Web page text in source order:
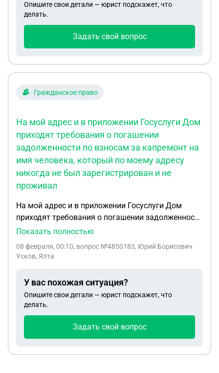
Опишите свои детали — юрист подскажет, что
делать.
Задать свой вопрос
Гражданское право
На мой адрес и в приложении Госуслуги Дом
приходят требования о погашении
задолженности по взносам за капремонт на
имя человека, который по моему адресу
никогда не был зарегистрирован и не
проживал
На мой адрес и в приложении Госуслуги Дом
приходят требования о погашении задолженности
по взносам за капремонт на имя человека,
зарегистрирован и не проживал.
Показать полностью
08 февраля, 00:10, вопрос №4850183, Юрий Борисович
Усков, Ялта
У вас похожая ситуация?
Опишите свои детали — юрист подскажет, что
делать.
Задать свой вопрос